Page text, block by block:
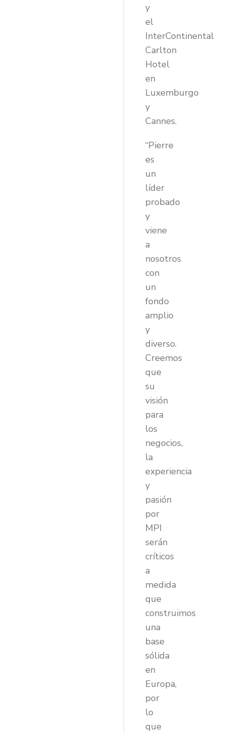
y
el
InterContinental
Carlton
Hotel
en
Luxemburgo
y
Cannes.
“Pierre
es
un
líder
probado
y
viene
a
nosotros
con
un
fondo
amplio
y
diverso.
Creemos
que
su
visión
para
los
negocios,
la
experiencia
y
pasión
por
MPI
serán
críticos
a
medida
que
construimos
una
base
sólida
en
Europa,
por
lo
que